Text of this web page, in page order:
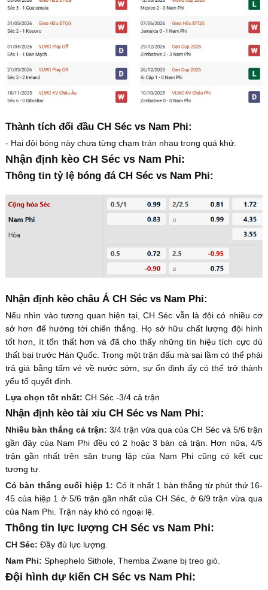
Thành tích đối đầu CH Séc vs Nam Phi:
- Hai đội bóng này chưa từng chạm trán nhau trong quá khứ.
Nhận định kèo CH Séc vs Nam Phi:
Thông tin tỷ lệ bóng đá CH Séc vs Nam Phi:
Nhận định kèo châu Á CH Séc vs Nam Phi:
Nếu nhìn vào tương quan hiện tại, CH Séc vẫn là đội có nhiều cơ
sở hơn để hướng tới chiến thắng. Họ sở hữu chất lượng đội hình
tốt hơn, ít tổn thất hơn và đã cho thấy những tín hiệu tích cực dù
thất bại trước Hàn Quốc. Trong một trận đấu mà sai lầm có thể phải
trả giá bằng tấm vé về nước sớm, sự ổn định ấy có thể trở thành
yếu tố quyết định.
Lựa chọn tốt nhất: CH Séc -3/4 cả trận
Nhận định kèo tài xỉu CH Séc vs Nam Phi:
Nhiều bàn thắng cả trận: 3/4 trận vừa qua của CH Séc và 5/6 trận
gần đây của Nam Phi đều có 2 hoặc 3 bàn cả trận. Hơn nữa, 4/5
trận gần nhất trên sân trung lập của Nam Phi cũng có kết cục
tương tự.
Có bàn thắng cuối hiệp 1: Có ít nhất 1 bàn thắng từ phút thứ 16-
45 của hiệp 1 ở 5/6 trận gần nhất của CH Séc, ở 6/9 trận vừa qua
của Nam Phi. Trận này khó có ngoại lệ.
Thông tin lực lượng CH Séc vs Nam Phi:
CH Séc: Đầy đủ lực lượng.
Nam Phi: Sphephelo Sithole, Themba Zwane bị treo giò.
Đội hình dự kiến CH Séc vs Nam Phi: